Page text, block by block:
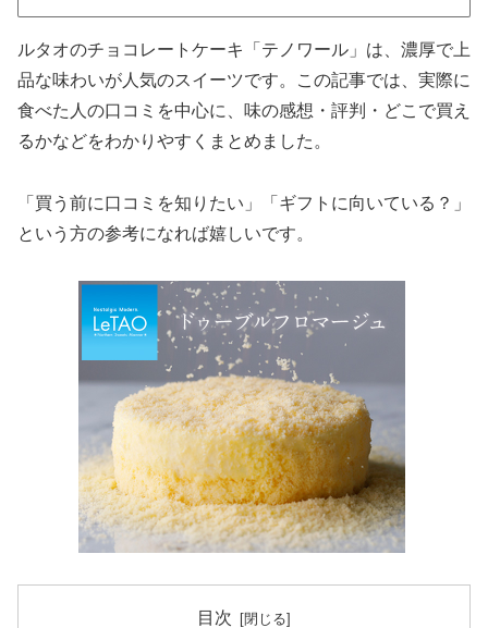
ルタオのチョコレートケーキ「テノワール」は、濃厚で上
品な味わいが人気のスイーツです。この記事では、実際に
食べた人の口コミを中心に、味の感想・評判・どこで買え
るかなどをわかりやすくまとめました。
「買う前に口コミを知りたい」「ギフトに向いている？」
という方の参考になれば嬉しいです。
目次